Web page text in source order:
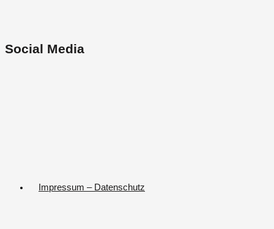
Social Media
Impressum – Datenschutz